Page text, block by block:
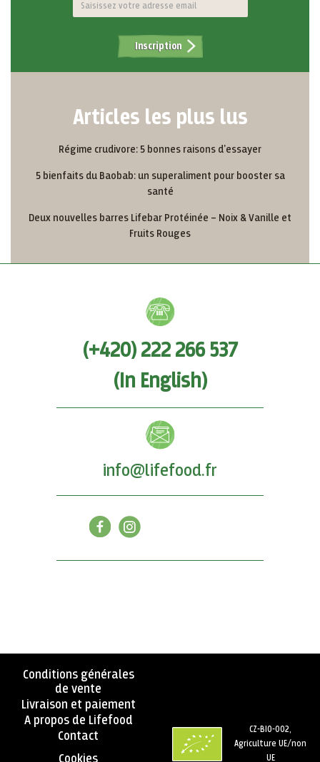
Inscription
Articles les plus lus
Régime crudivore: 5 bonnes raisons d'essayer
5 bienfaits du Baobab: un superaliment pour booster sa
santé
Deux nouvelles barres Lifebar Protéinée – Noix & Vanille et
Fruits Rouges
(+420) 222 266 537
(In English)
info@lifefood.fr
Conditions générales
de vente
Livraison et paiement
A propos de Lifefood
Contact
Cookies
CZ-BIO-002,
Agriculture UE/non
UE